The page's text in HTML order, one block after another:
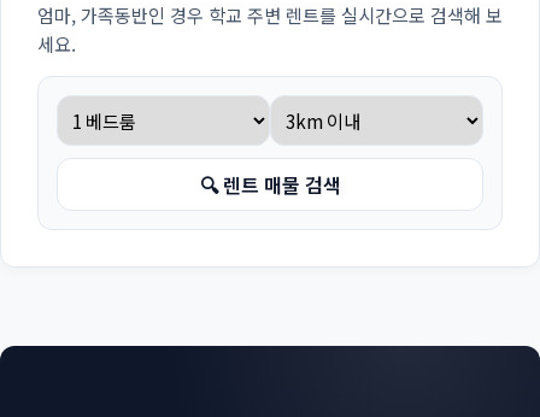
엄마, 가족동반인 경우 학교 주변 렌트를 실시간으로 검색해 보
세요.
🔍 렌트 매물 검색